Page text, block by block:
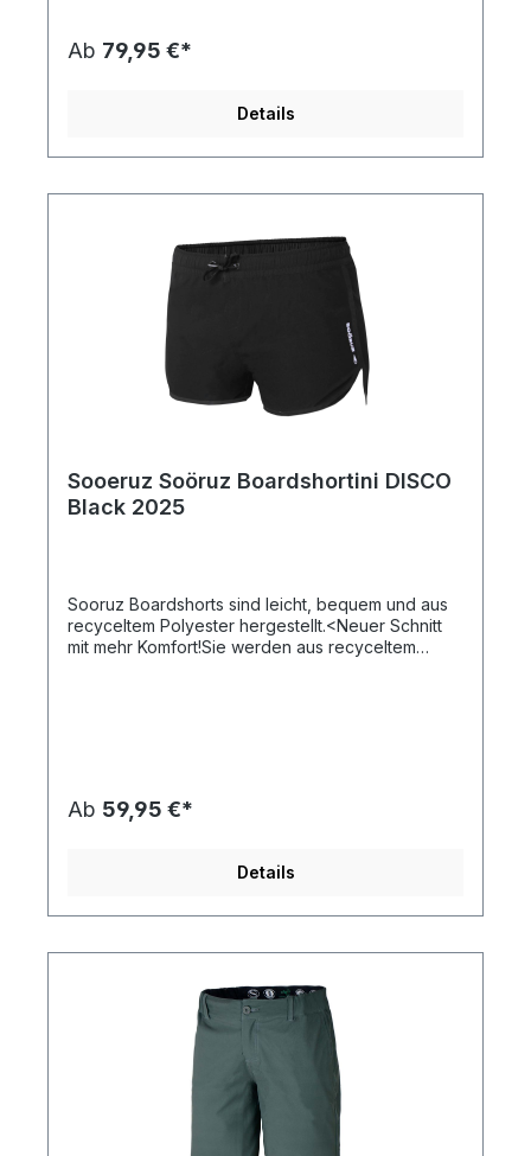
Ab 79,95 €*
Details
Sooeruz Soöruz Boardshortini DISCO
Black 2025
Sooruz Boardshorts sind leicht, bequem und aus
recyceltem Polyester hergestellt.<Neuer Schnitt
mit mehr Komfort!Sie werden aus recyceltem
Ab 59,95 €*
Details